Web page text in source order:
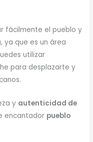
fácilmente el pueblo y
ya que es un área
utilizar
para desplazarte y
y autenticidad de
encantador pueblo